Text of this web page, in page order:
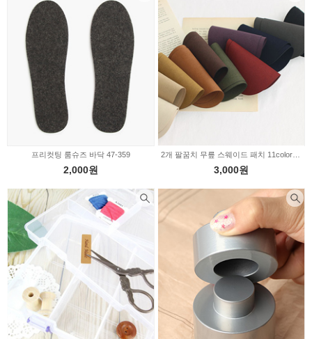
프리컷팅 룸슈즈 바닥 47-359
2,000원 3,000원